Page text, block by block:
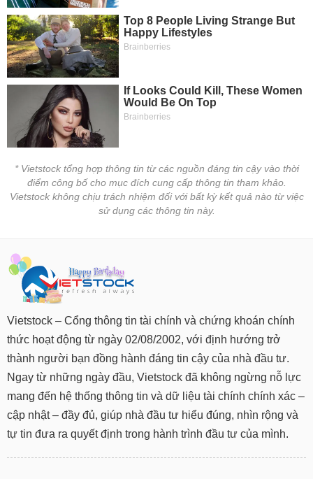
* Vietstock tổng hợp thông tin từ các nguồn đáng tin cậy vào thời
điểm công bố cho mục đích cung cấp thông tin tham khảo.
Vietstock không chịu trách nhiệm đối với bất kỳ kết quả nào từ việc
sử dụng các thông tin này.
Vietstock – Cổng thông tin tài chính và chứng khoán chính
thức hoạt động từ ngày 02/08/2002, với định hướng trở
thành người bạn đồng hành đáng tin cậy của nhà đầu tư.
Ngay từ những ngày đầu, Vietstock đã không ngừng nỗ lực
mang đến hệ thống thông tin và dữ liệu tài chính chính xác –
cập nhật – đầy đủ, giúp nhà đầu tư hiểu đúng, nhìn rộng và
tự tin đưa ra quyết định trong hành trình đầu tư của mình.